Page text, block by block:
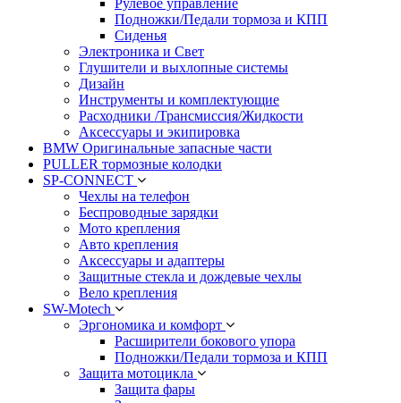
Рулевое управление
Подножки/Педали тормоза и КПП
Сиденья
Электроника и Свет
Глушители и выхлопные системы
Дизайн
Инструменты и комплектующие
Расходники /Трансмиссия/Жидкости
Аксессуары и экипировка
BMW Оригинальные запасные части
PULLER тормозные колодки
SP-CONNECT
Чехлы на телефон
Беспроводные зарядки
Мото крепления
Авто крепления
Аксессуары и адаптеры
Защитные стекла и дождевые чехлы
Вело крепления
SW-Motech
Эргономика и комфорт
Расширители бокового упора
Подножки/Педали тормоза и КПП
Защита мотоцикла
Защита фары